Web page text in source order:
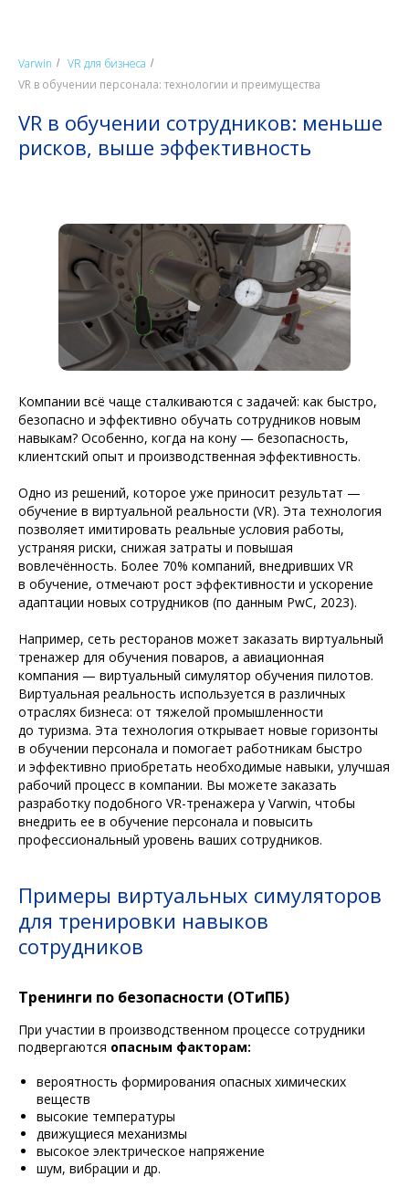
Varwin / VR для бизнеса /
VR в обучении персонала: технологии и преимущества
VR в обучении сотрудников: меньше
рисков, выше эффективность
Компании всё чаще сталкиваются с задачей: как быстро,
безопасно и эффективно обучать сотрудников новым
навыкам? Особенно, когда на кону — безопасность,
клиентский опыт и производственная эффективность.
Одно из решений, которое уже приносит результат —
обучение в виртуальной реальности (VR). Эта технология
позволяет имитировать реальные условия работы,
устраняя риски, снижая затраты и повышая
вовлечённость. Более 70% компаний, внедривших VR
в обучение, отмечают рост эффективности и ускорение
адаптации новых сотрудников (по данным PwC, 2023).
Например, сеть ресторанов может заказать виртуальный
тренажер для обучения поваров, а авиационная
компания — виртуальный симулятор обучения пилотов.
Виртуальная реальность используется в различных
отраслях бизнеса: от тяжелой промышленности
до туризма. Эта технология открывает новые горизонты
в обучении персонала и помогает работникам быстро
и эффективно приобретать необходимые навыки, улучшая
рабочий процесс в компании. Вы можете заказать
разработку подобного VR-тренажера у Varwin, чтобы
внедрить ее в обучение персонала и повысить
профессиональный уровень ваших сотрудников.
Примеры виртуальных симуляторов
для тренировки навыков
сотрудников
Тренинги по безопасности (ОТиПБ)
При участии в производственном процессе сотрудники
подвергаются опасным факторам:
вероятность формирования опасных химических
веществ
высокие температуры
движущиеся механизмы
высокое электрическое напряжение
шум, вибрации и др.